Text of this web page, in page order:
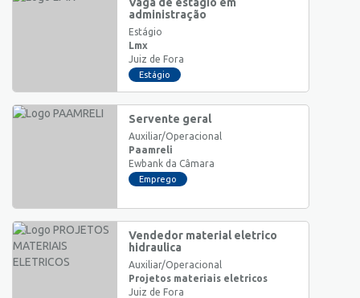
administração
Estágio
Lmx
Juiz de Fora
Estágio
Servente geral
Auxiliar/Operacional
Paamreli
Ewbank da Câmara
Emprego
Vendedor material eletrico
hidraulica
Auxiliar/Operacional
Projetos materiais eletricos
Juiz de Fora